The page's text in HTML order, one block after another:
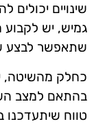
שינויים
גמיש, יש
שתאפשר לבצע
כחלק מהשיטה,
בהתאם למצב
טווח